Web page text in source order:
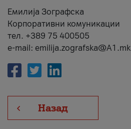
Емилија Зографска
Корпоративни комуникации
тел. +389 75 400505
e-mail: emilija.zografska@A1.mk
Назад